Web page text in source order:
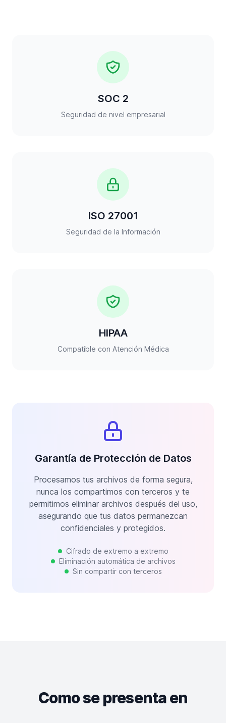
SOC 2
Seguridad de nivel empresarial
ISO 27001
Seguridad de la Información
HIPAA
Compatible con Atención Médica
Garantía de Protección de Datos
Procesamos tus archivos de forma segura,
nunca los compartimos con terceros y te
permitimos eliminar archivos después del uso,
asegurando que tus datos permanezcan
confidenciales y protegidos.
Cifrado de extremo a extremo
Eliminación automática de archivos
Sin compartir con terceros
Como se presenta en